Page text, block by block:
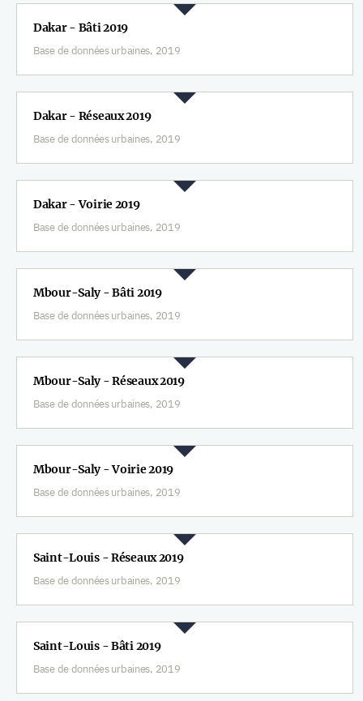
Dakar - Bâti 2019
Base de données urbaines, 2019
Dakar - Réseaux 2019
Base de données urbaines, 2019
Dakar - Voirie 2019
Base de données urbaines, 2019
Mbour-Saly - Bâti 2019
Base de données urbaines, 2019
Mbour-Saly - Réseaux 2019
Base de données urbaines, 2019
Mbour-Saly - Voirie 2019
Base de données urbaines, 2019
Saint-Louis - Réseaux 2019
Base de données urbaines, 2019
Saint-Louis - Bâti 2019
Base de données urbaines, 2019